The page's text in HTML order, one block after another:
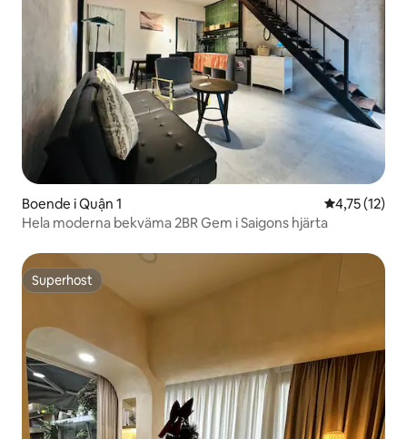
Boende i Quận 1 4,75 av 5 i
4,75 (12)
Hela moderna bekväma 2BR Gem i Saigons hjärta
Superhost
Superhost